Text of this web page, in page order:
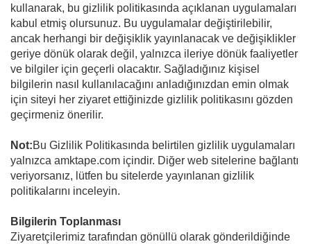
kullanarak, bu gizlilik politikasında açıklanan uygulamaları
kabul etmiş olursunuz. Bu uygulamalar değiştirilebilir,
ancak herhangi bir değişiklik yayınlanacak ve değişiklikler
geriye dönük olarak değil, yalnızca ileriye dönük faaliyetler
ve bilgiler için geçerli olacaktır. Sağladığınız kişisel
bilgilerin nasıl kullanılacağını anladığınızdan emin olmak
için siteyi her ziyaret ettiğinizde gizlilik politikasını gözden
geçirmeniz önerilir.
Not:Bu Gizlilik Politikasında belirtilen gizlilik uygulamaları
yalnızca amktape.com içindir. Diğer web sitelerine bağlantı
veriyorsanız, lütfen bu sitelerde yayınlanan gizlilik
politikalarını inceleyin.
Bilgilerin Toplanması
Ziyaretçilerimiz tarafından gönüllü olarak gönderildiğinde